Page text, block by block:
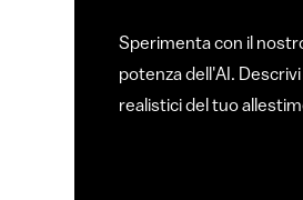
Sperimenta con il
potenza dell'AI.
realistici del tuo